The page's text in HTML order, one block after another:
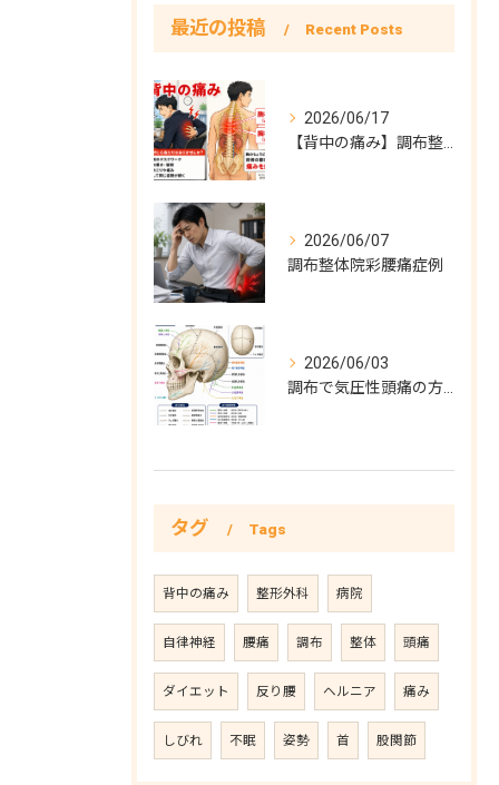
最近の投稿 Recent Posts
2026/06/17
2026/06/07
調布整体院彩腰痛症例
2026/06/03
タグ Tags
背中の痛み 整形外科 病院
自律神経 腰痛 調布 整体 頭痛
ダイエット 反り腰 ヘルニア 痛み
しびれ 不眠 姿勢 首 股関節